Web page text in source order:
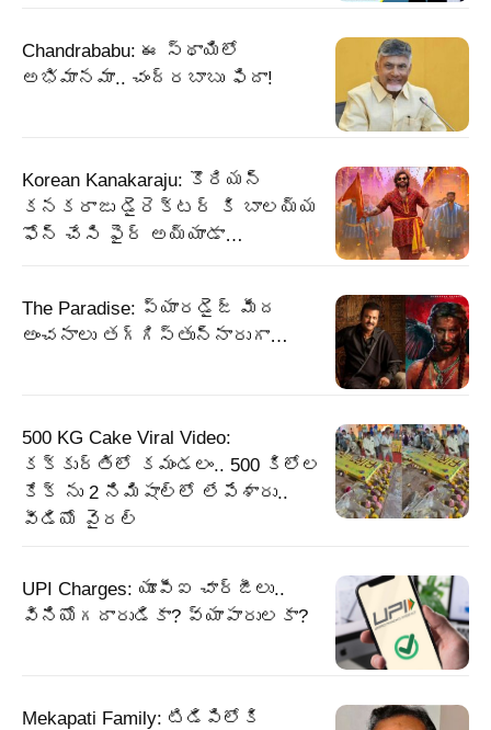
Chandrababu: ఈ స్థాయిలో
అభిమానమా.. చంద్రబాబు ఫిదా!
Korean Kanakaraju: కొరియన్
కనకరాజు డైరెక్టర్ కి బాలయ్య
ఫోన్ చేసి ఫైర్ అయ్యాడా…
The Paradise: ప్యారడైజ్ మీద
అంచనాలు తగ్గిస్తున్నారుగా…
500 KG Cake Viral Video:
కక్కుర్తిలో కమండలం.. 500 కిలోల
కేక్ ను 2 నిమిషాల్లో లేపేశారు..
వీడియో వైరల్
UPI Charges: యూపీఐ చార్జీలు..
వినియోగదారుడికా? వ్యాపారులకా?
Mekapati Family: టిడిపిలోకి